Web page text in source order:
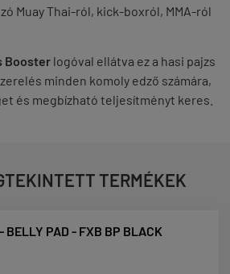
Muay Thai-ról, kick-boxról, MMA-ról
Booster logóval ellátva ez a hasi pajzs
minden komoly edző számára,
és megbízható teljesítményt keres.
TERMÉKEK
BELLY PAD - FXB BP BLACK